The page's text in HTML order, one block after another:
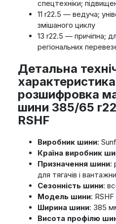
спецтехніки;
11 r22.5 — ведуча;
змішаного циклу
13 r22.5 — причіпна;
регіональних
Детальна
розшифровка
шини 385/65
RSHF
Виробник шини:
Країна виробник
Призначення шини:
для тягачів і
Сезонність шини:
Модель шини: RSHF
Ширина шини: 385
Висота профілю